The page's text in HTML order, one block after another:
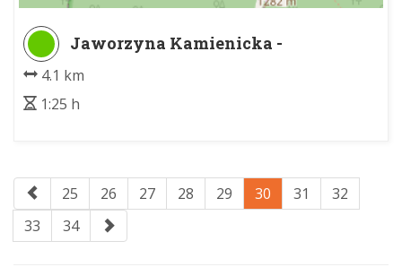
Jaworzyna Kamienicka -
Schronisko PTTK na Turbaczu
4.1 km
1:25 h
25 26 27 28 29 30 31
32
33
34